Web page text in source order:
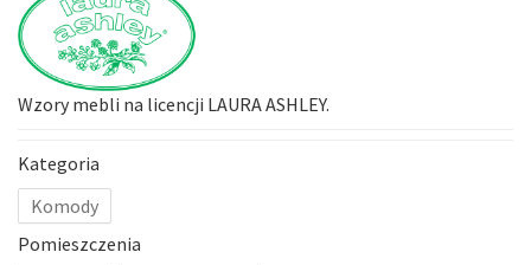
Wzory mebli na licencji LAURA ASHLEY.
Kategoria
Komody
Pomieszczenia